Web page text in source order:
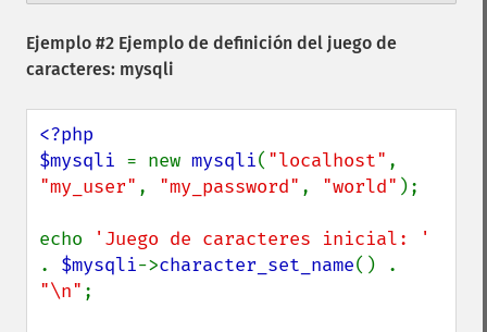
Ejemplo #2 Ejemplo de definición del juego de
caracteres: mysqli
<?php
$mysqli = new mysqli( "localhost"
"my_user" , "my_password" , "world" );
echo
. $mysqli->character_set_name
"\n" ;